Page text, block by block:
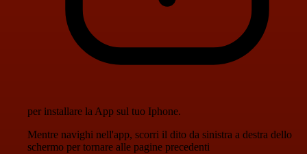
per installare la App sul tuo Iphone.
Mentre navighi nell'app, scorri il dito da sinistra a destra dello
schermo per tornare alle pagine precedenti